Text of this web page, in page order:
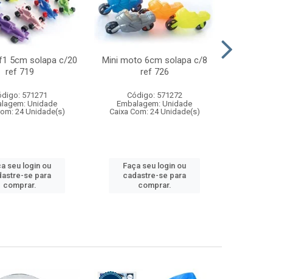
5cm solapa c/20
ref 719
571271
Unidade
24 Unidade(s)
seu login ou
se para
comprar.
Mini moto 6cm solapa c/8
ref 726
Código: 571272
Embalagem: Unidade
Caixa Com: 24 Unidade(s)
Faça seu login ou
cadastre-se para
comprar.